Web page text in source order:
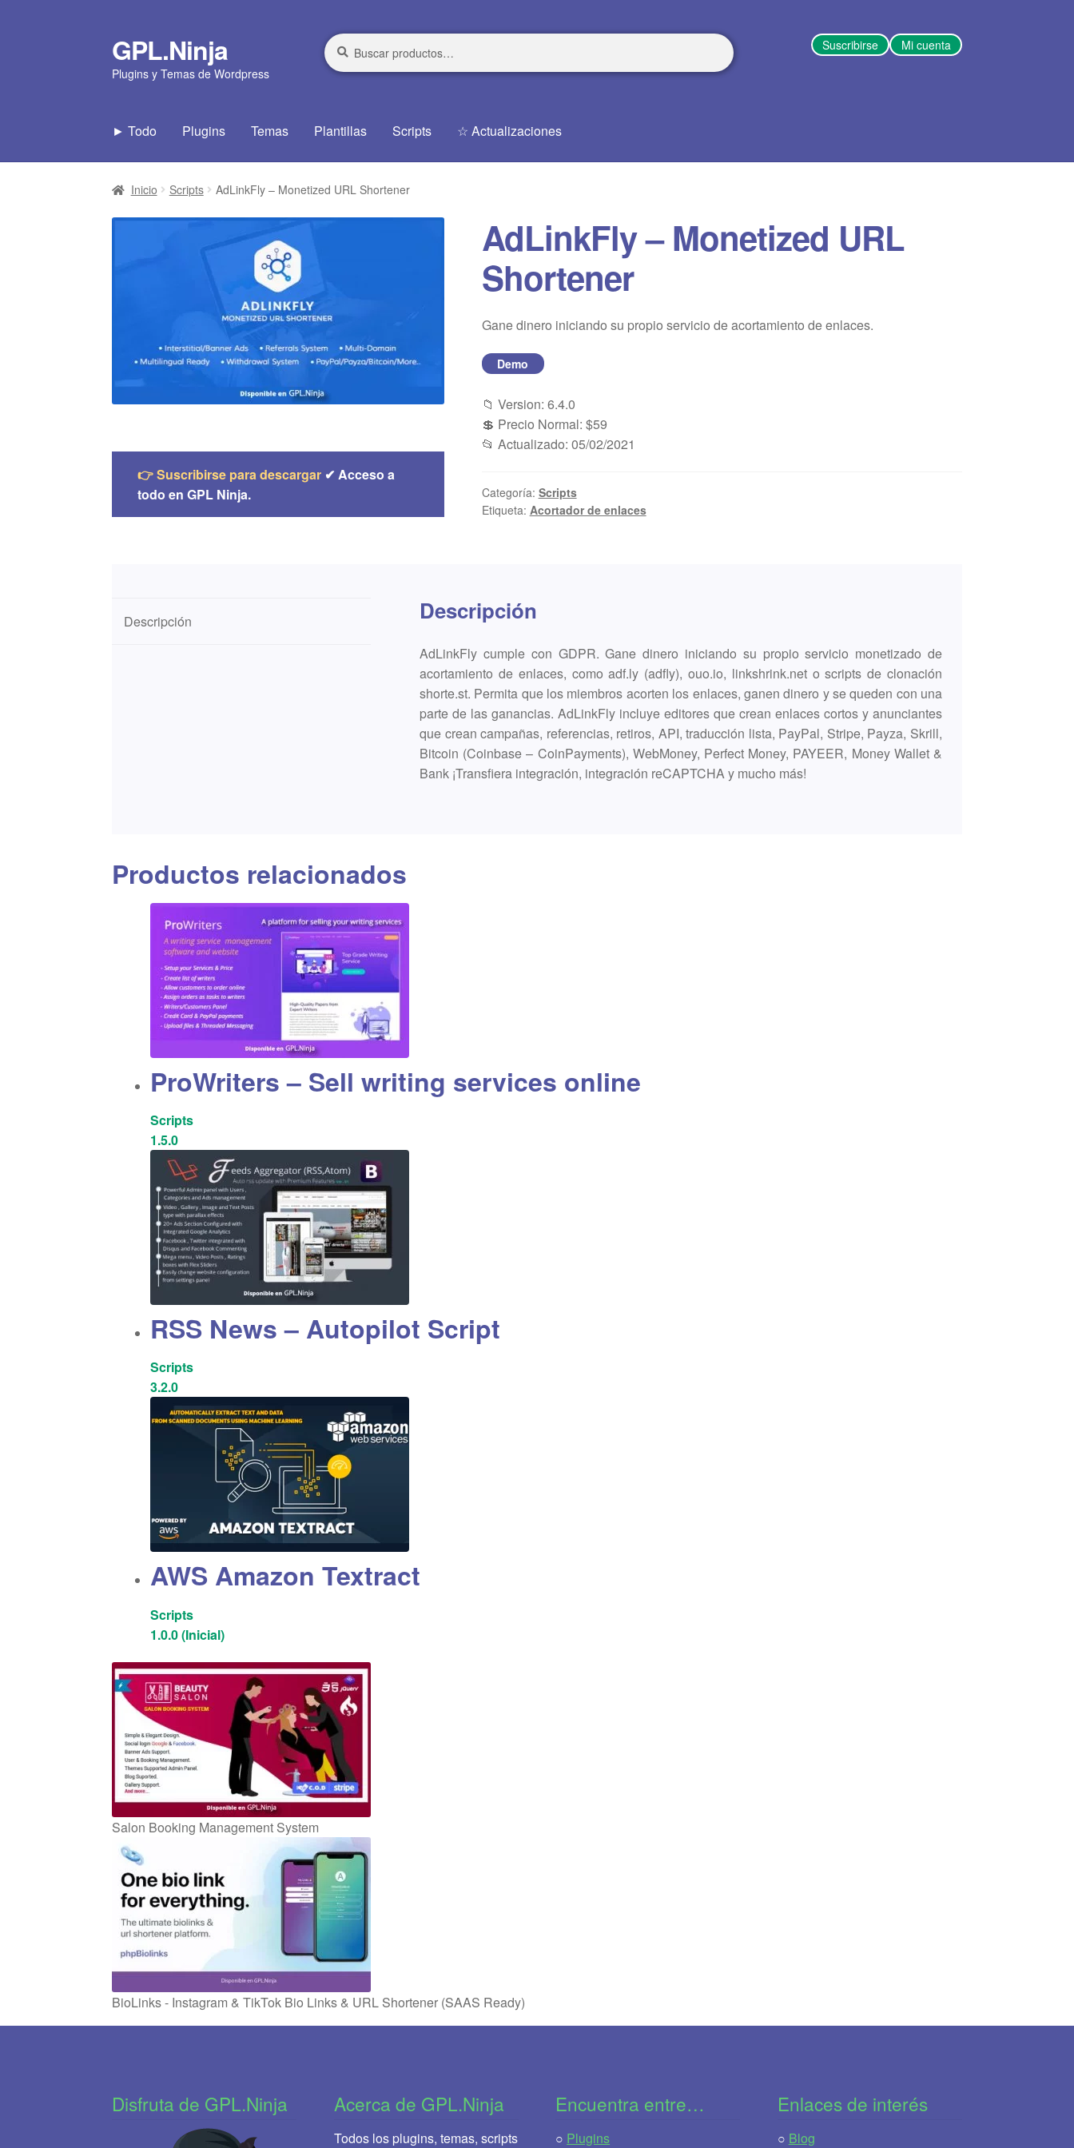
Ir
a
la
Ir
al
contenido
GPL.Ninja
Plugins y Temas de Wordpress
Suscribirse Mi cuenta
Buscar
por:
Buscar
► Todo Plugins Temas Plantillas Scripts ☆ Actualizaciones
Inicio Scripts AdLinkFly – Monetized URL Shortener
AdLinkFly – Monetized URL
Shortener
Gane dinero iniciando su propio servicio de acortamiento de enlaces.
Demo
📁 Version: 6.4.0
💲 Precio Normal: $59
📂 Actualizado: 05/02/2021
Categoría: Scripts
Etiqueta: Acortador de enlaces
👉 Suscribirse para descargar ✔ Acceso a
todo en GPL Ninja.
Descripción Descripción
AdLinkFly cumple con GDPR. Gane dinero iniciando su propio servicio monetizado de
acortamiento de enlaces, como adf.ly (adfly), ouo.io, linkshrink.net o scripts de clonación
shorte.st. Permita que los miembros acorten los enlaces, ganen dinero y se queden con una
parte de las ganancias. AdLinkFly incluye editores que crean enlaces cortos y anunciantes
que crean campañas, referencias, retiros, API, traducción lista, PayPal, Stripe, Payza, Skrill,
Bitcoin (Coinbase – CoinPayments), WebMoney, Perfect Money, PAYEER, Money Wallet &
Bank ¡Transfiera integración, integración reCAPTCHA y mucho más!
Productos relacionados
ProWriters – Sell writing services online
Scripts
1.5.0
RSS News – Autopilot Script
Scripts
3.2.0
AWS Amazon Textract
Scripts
1.0.0 (Inicial)
Salon Booking Management System
BioLinks - Instagram & TikTok Bio Links & URL Shortener (SAAS Ready)
Disfruta de GPL.Ninja Acerca de GPL.Ninja
Todos los plugins, temas, scripts
Encuentra entre…
○ Plugins
Enlaces de interés
○ Blog